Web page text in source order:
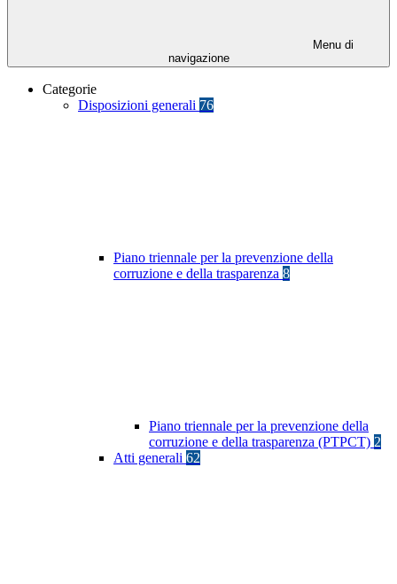
Menu di
navigazione
Categorie
Disposizioni generali 76
Piano triennale per la prevenzione della
corruzione e della trasparenza 8
Piano triennale per la prevenzione della
corruzione e della trasparenza (PTPCT) 2
Atti generali 62